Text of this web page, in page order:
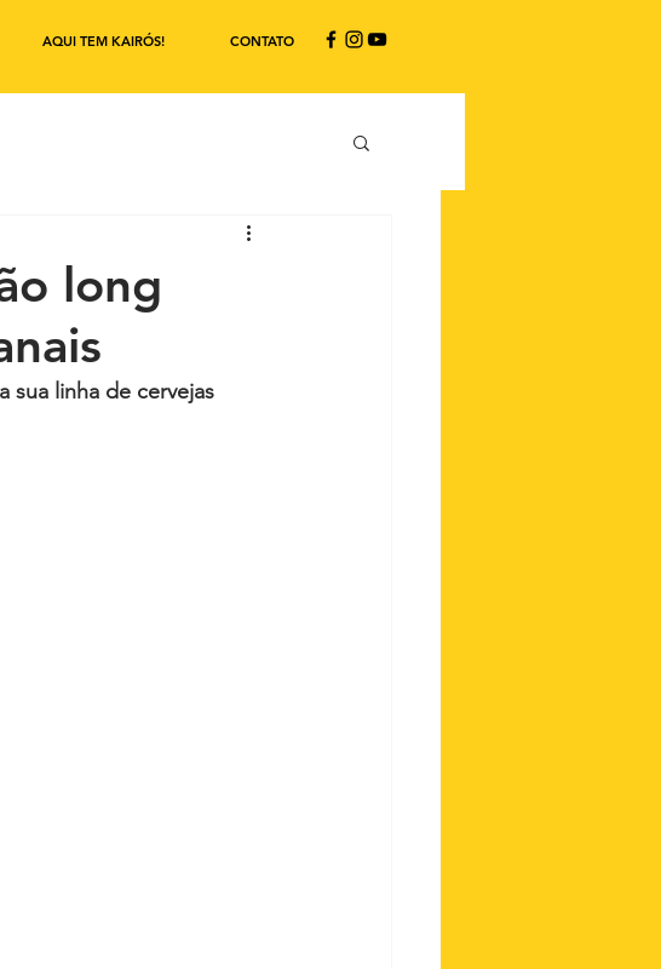
AQUI TEM KAIRÓS! CONTATO
long
sua linha de cervejas